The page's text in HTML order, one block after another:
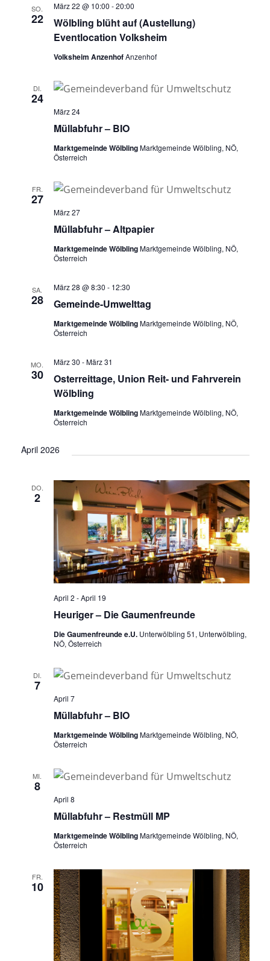
SO.
22
Wölbling blüht auf (Austellung)
Eventlocation Volksheim
März 22 @ 10:00 -20:00
Volksheim AnzenhofAnzenhof
DI.
24
Müllabfuhr – BIO
März 24
Marktgemeinde WölblingMarktgemeinde Wölbling, NÖ,
Österreich
FR.
27
Müllabfuhr – Altpapier
März 27
Marktgemeinde WölblingMarktgemeinde Wölbling, NÖ,
Österreich
SA.
28 Gemeinde-Umwelttag
März 28 @ 8:30 - 12:30
Marktgemeinde WölblingMarktgemeinde Wölbling, NÖ,
Österreich
MO.
30
Osterreittage, Union Reit- und Fahrverein
Wölbling
März 30 -März 31
Marktgemeinde WölblingMarktgemeinde Wölbling, NÖ,
Österreich
April 2026
DO.
2
Heuriger – Die Gaumenfreunde
April 2 -April 19
Die Gaumenfreunde e.U. Unterwölbling 51, Unterwölbling,
NÖ, Österreich
DI.
7
Müllabfuhr – BIO
April 7
Marktgemeinde WölblingMarktgemeinde Wölbling, NÖ,
Österreich
MI.
8
Müllabfuhr – Restmüll MP
April 8
Marktgemeinde WölblingMarktgemeinde Wölbling, NÖ,
Österreich
FR.
10